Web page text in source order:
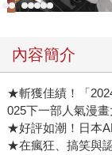
內容簡介
★斬獲佳績！「
025下一部人氣漫
★好評如潮！日本
★在瘋狂、搞笑與